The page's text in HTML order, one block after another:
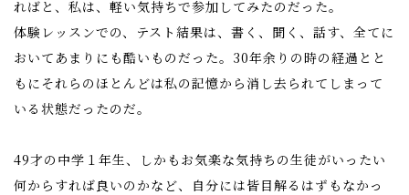
ればと、私は、軽い気持ちで参加してみたのだった。
体験レッスンでの、テスト結果は、書く、聞く、話す、全てに
おいてあまりにも酷いものだった。30年余りの時の経過とと
もにそれらのほとんどは私の記憶から消し去られてしまって
いる状態だったのだ。
49才の中学１年生、しかもお気楽な気持ちの生徒がいったい
何からすれば良いのかなど、自分には皆目解るはずもなかっ